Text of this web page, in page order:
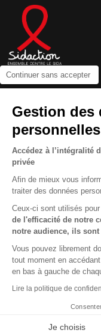
Continuer sans accepter
Gestion des
personnelles
Accédez à l’intégralité
privée
Afin de mieux vous
traiter des données
Ceux-ci sont utilisés
de l'efficacité de notre
notre audience, ils
Vous pouvez librement
tout moment en
en bas à gauche de
Lire la politique de
Je choisis
Newsletter
Nous suivre sur les
MENTIONS LÉGALES
CONDITIONS
COOKIES
This site uses cookies
En savoir plus